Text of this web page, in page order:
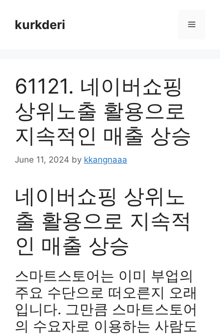
contentkurkderi Menu
61121. 네이버쇼핑
상위노출 활용으로
지속적인 매출 상승
June 11, 2024 by kkangnaaa
네이버쇼핑 상위노
출 활용으로 지속적
인 매출 상승
스마트스토어는 이미 부업의
주요 수단으로 떠오른지 오래
입니다. 그만큼 스마트스토어
의 수요자로 이용하는 사람도